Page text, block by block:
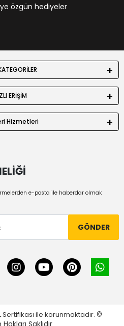
özgün hediyeler
ERİŞİM
Hizmetleri
e-posta ile haberdar olmak
GÖNDER
ile korunmaktadır. ©